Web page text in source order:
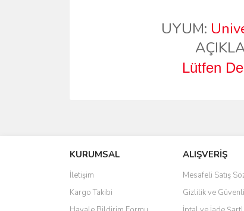
UYUM:
Lütfen
Ürün resmi kalitesiz, bozuk veya
Ürün açıklamasında eksik bilgiler
Ürün bilgilerinde hatalar bulunuyor.
Ürün fiyatı diğer sitelerden daha pahalı.
KURUMSAL
İletişim
Kargo Takibi
ALIŞVERİŞ
Mesafeli Satış
Gizlilik ve